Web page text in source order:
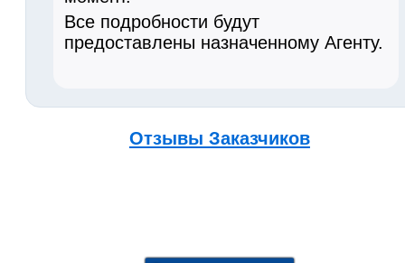
Все подробности будут
предоставлены назначенному Агенту.
Отзывы Заказчиков